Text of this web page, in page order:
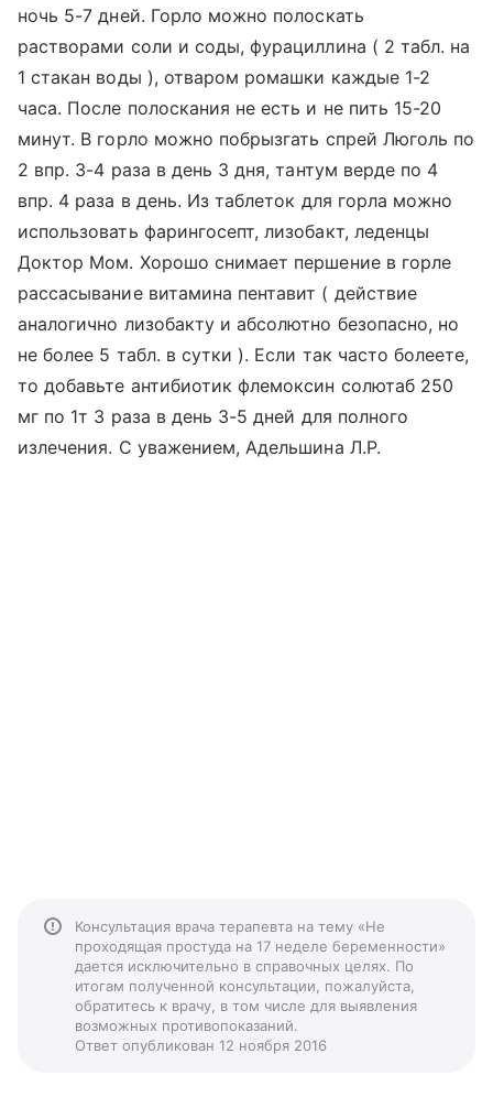
ночь 5-7 дней. Горло можно полоскать
растворами соли и соды, фурациллина ( 2 табл. на
1 стакан воды ), отваром ромашки каждые 1-2
часа. После полоскания не есть и не пить 15-20
минут. В горло можно побрызгать спрей Люголь по
2 впр. 3-4 раза в день 3 дня, тантум верде по 4
впр. 4 раза в день. Из таблеток для горла можно
использовать фарингосепт, лизобакт, леденцы
Доктор Мом. Хорошо снимает першение в горле
рассасывание витамина пентавит ( действие
аналогично лизобакту и абсолютно безопасно, но
не более 5 табл. в сутки ). Если так часто болеете,
то добавьте антибиотик флемоксин солютаб 250
мг по 1т 3 раза в день 3-5 дней для полного
излечения. С уважением, Адельшина Л.Р.
Консультация врача терапевта на тему «Не
проходящая простуда на 17 неделе беременности»
дается исключительно в справочных целях. По
итогам полученной консультации, пожалуйста,
обратитесь к врачу, в том числе для выявления
возможных противопоказаний.
Ответ опубликован 12 ноября 2016